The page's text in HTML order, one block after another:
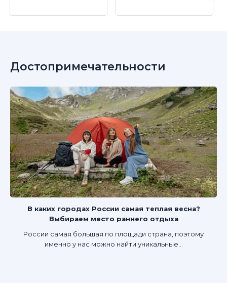
Достопримечательности
В каких городах России самая теплая весна?
Выбираем место раннего отдыха
России самая большая по площади страна, поэтому
именно у нас можно найти уникальные...